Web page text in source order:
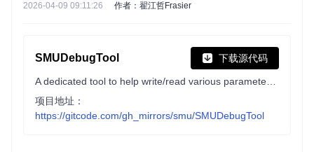
2026-04-09 09:11:26 作者：翟江哲Frasier
SMUDebugTool 下载源代码
项目地址：
https://gitcode.com/gh_mirrors/smu/SMUDebugTool